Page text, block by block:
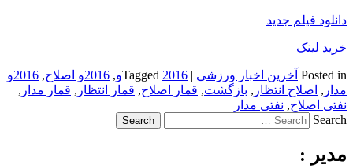
دانلود فیلم جدید
خرید لینک
Posted in آخرین اخبار ورزشی |
Tagged 2016و , 2016و اصلاح ,
2016و
مدار , اصلاح انتظار , بازگشت, قمار اصلاح, قمار انتظار , قمار مدار ,
نفتی اصلاح, نفتی مدار
Search
مدیر :